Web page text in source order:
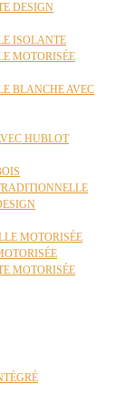
DESIGN
ISOLANTE
MOTORISÉE
BLANCHE AVEC
HUBLOT
MOTORISÉE
MOTORISÉE